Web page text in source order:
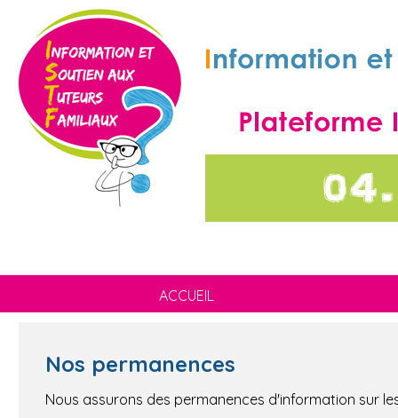
ACCUEIL
Nos permanences
Nous assurons des permanences d'information sur